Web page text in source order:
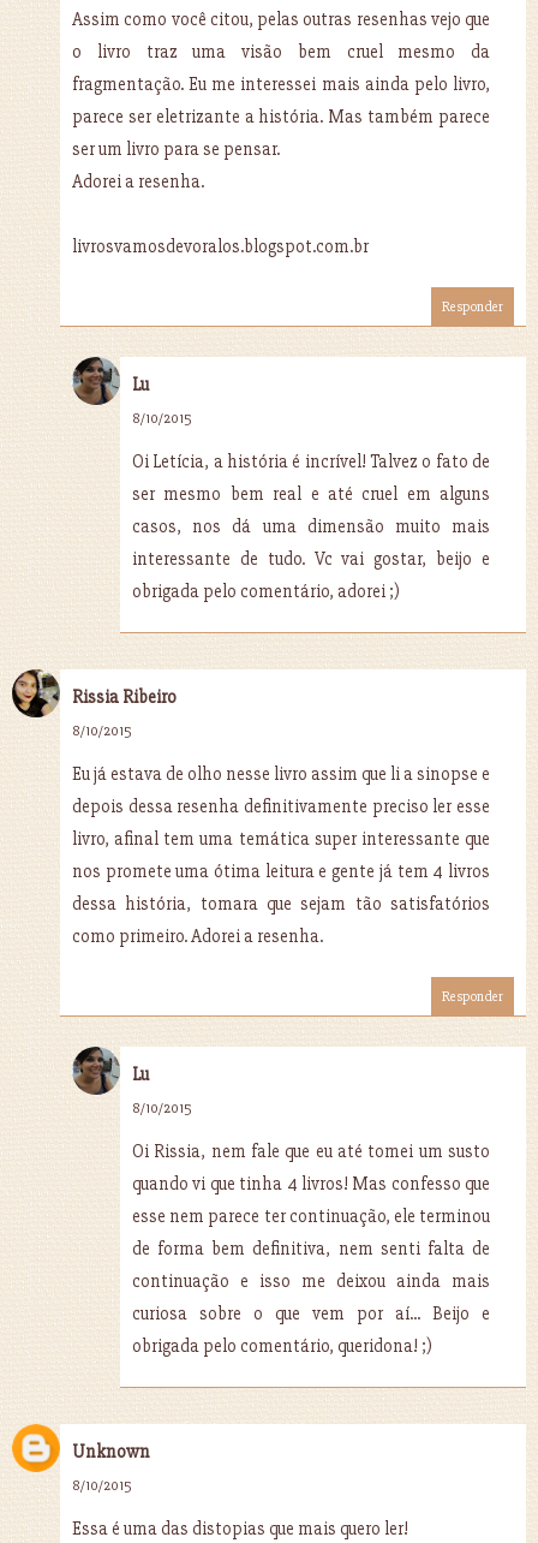
Assim como você citou, pelas outras resenhas vejo que
o livro traz uma visão bem cruel mesmo da
fragmentação. Eu me interessei mais ainda pelo livro,
parece ser eletrizante a história. Mas também parece
ser um livro para se pensar.
Adorei a resenha.
livrosvamosdevoralos.blogspot.com.br
Responder
Lu
8/10/2015
Oi Letícia, a história é incrível! Talvez o fato de
ser mesmo bem real e até cruel em alguns
casos, nos dá uma dimensão muito mais
interessante de tudo. Vc vai gostar, beijo e
obrigada pelo comentário, adorei ;)
Rissia Ribeiro
8/10/2015
Eu já estava de olho nesse livro assim que li a sinopse e
depois dessa resenha definitivamente preciso ler esse
livro, afinal tem uma temática super interessante que
nos promete uma ótima leitura e gente já tem 4 livros
dessa história, tomara que sejam tão satisfatórios
como primeiro. Adorei a resenha.
Responder
Lu
8/10/2015
Oi Rissia, nem fale que eu até tomei um susto
quando vi que tinha 4 livros! Mas confesso que
esse nem parece ter continuação, ele terminou
de forma bem definitiva, nem senti falta de
continuação e isso me deixou ainda mais
curiosa sobre o que vem por aí... Beijo e
obrigada pelo comentário, queridona! ;)
Unknown
8/10/2015
Essa é uma das distopias que mais quero ler!